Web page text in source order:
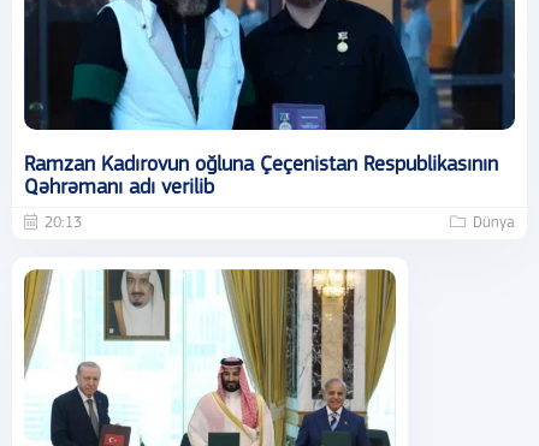
Ramzan Kadırovun oğluna Çeçenistan Respublikasının
Qəhrəmanı adı verilib
20:13 Dünya